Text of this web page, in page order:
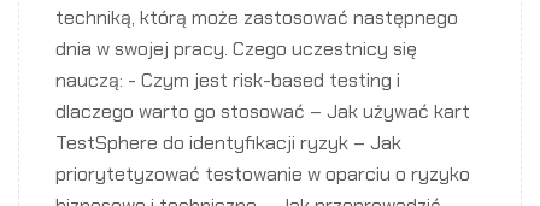
techniką, którą może zastosować następnego
dnia w swojej pracy. Czego uczestnicy się
nauczą: - Czym jest risk-based testing i
dlaczego warto go stosować – Jak używać kart
TestSphere do identyfikacji ryzyk – Jak
priorytetyzować testowanie w oparciu o ryzyko